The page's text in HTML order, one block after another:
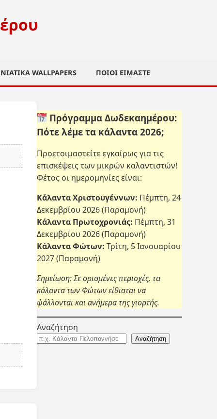
WALLPAPERS ΠΟΙΟΙ ΕΊΜΑΣΤΕ
Πρόγραμμα Δωδεκαημέρου:
Πότε λέμε τα κάλαντα 2026;
Προετοιμαστείτε εγκαίρως για τις
επισκέψεις των μικρών καλαντιστών!
Φέτος οι ημερομηνίες είναι:
Κάλαντα Χριστουγέννων: Πέμπτη, 24
Δεκεμβρίου 2026 (Παραμονή)
Κάλαντα Πρωτοχρονιάς: Πέμπτη, 31
Δεκεμβρίου 2026 (Παραμονή)
Κάλαντα Φώτων: Τρίτη, 5 Ιανουαρίου
2027 (Παραμονή)
Σημείωση: Σε ορισμένες περιοχές, τα
κάλαντα των Φώτων είθισται να
ψάλλονται και ανήμερα της γιορτής.
Αναζήτηση
Αναζήτηση